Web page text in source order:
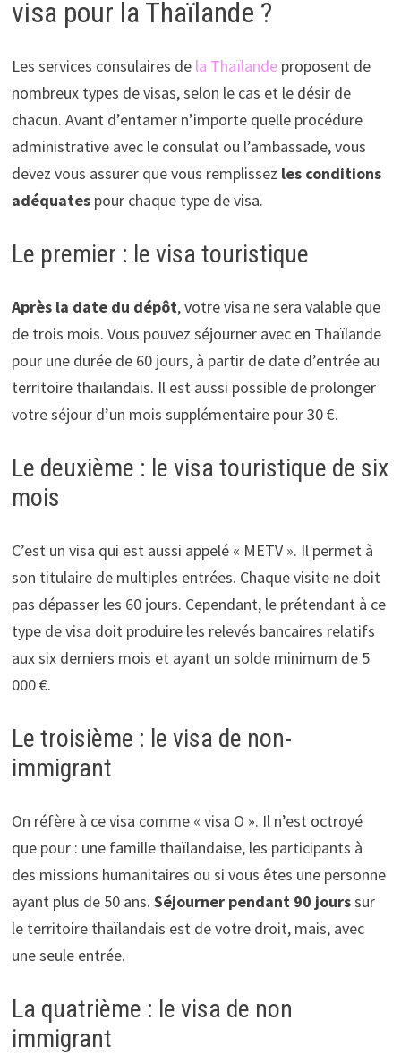
visa pour la Thaïlande ?
Les services consulaires dela Thaïlandeproposent de
nombreux types de visas, selon le cas et le désir de
chacun. Avant d’entamer n’importe quelle procédure
administrative avec le consulat ou l’ambassade, vous
devez vous assurer que vous remplissez les conditions
adéquates pour chaque type de visa.
Le premier : le visa touristique
Après la date du dépôt, votre visa ne sera valable que
de trois mois. Vous pouvez séjourner avec en Thaïlande
pour une durée de 60 jours, à partir de date d’entrée au
territoire thaïlandais. Il est aussi possible de prolonger
votre séjour d’un mois supplémentaire pour 30 €.
Le deuxième : le visa touristique de six
mois
C’est un visa qui est aussi appelé « METV ». Il permet à
son titulaire de multiples entrées. Chaque visite ne doit
pas dépasser les 60 jours. Cependant, le prétendant à ce
type de visa doit produire les relevés bancaires relatifs
aux six derniers mois et ayant un solde minimum de 5
000 €.
Le troisième : le visa de non-
immigrant
On réfère à ce visa comme « visa O ». Il n’est octroyé
que pour : une famille thaïlandaise, les participants à
des missions humanitaires ou si vous êtes une personne
ayant plus de 50 ans. Séjourner pendant 90 jourssur
le territoire thaïlandais est de votre droit, mais, avec
une seule entrée.
La quatrième : le visa de non
immigrant